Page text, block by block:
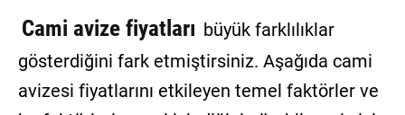
VİDEO
YAZARLAR
BİZE
Cami avize fiyatları büyük farklılıklar
gösterdiğini fark etmiştirsiniz. Aşağıda cami
avizesi fiyatlarını etkileyen temel faktörler ve